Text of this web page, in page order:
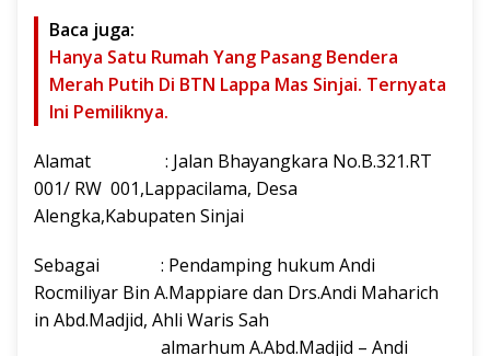
Baca juga:
Hanya Satu Rumah Yang Pasang Bendera
Merah Putih Di BTN Lappa Mas Sinjai. Ternyata
Ini Pemiliknya.
Alamat : Jalan Bhayangkara No.B.321.RT
001/ RW 001,Lappacilama, Desa
Alengka,Kabupaten Sinjai
Sebagai : Pendamping hukum Andi
Rocmiliyar Bin A.Mappiare dan Drs.Andi Maharich
in Abd.Madjid, Ahli Waris Sah
almarhum A.Abd.Madjid – Andi